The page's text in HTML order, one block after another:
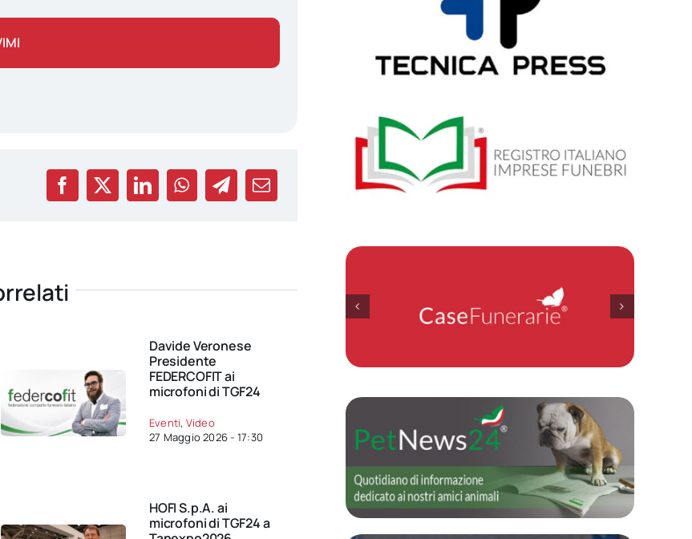
Davide Veronese
Presidente
FEDERCOFIT ai
microfoni di TGF24
Eventi, Video
27 Maggio 2026 - 17:30
HOFI S.p.A. ai
microfoni di TGF24 a